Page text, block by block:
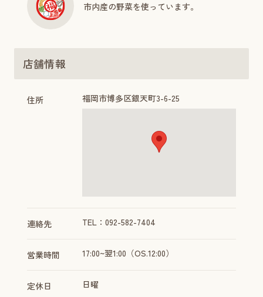
市内産の野菜を使っています。
店舗情報
住所 福岡市博多区銀天町3-6-25
連絡先 TEL：092-582-7404
営業時間 17:00~翌1:00（OS.12:00）
定休日 日曜